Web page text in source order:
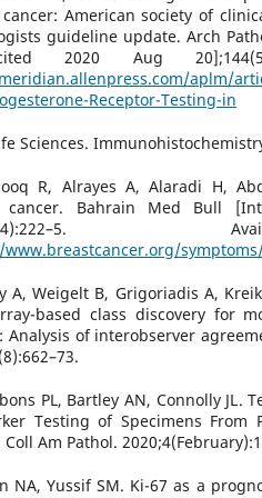
American society of
guideline update. Arch
2020 Aug
aplm/
Receptor-Testing-in
Sciences.
R, Alrayes A, Alaradi H,
cancer. Bahrain Med Bull
A, Weigelt B, Grigoriadis A,
based class discovery for
Analysis of interobserver
PL, Bartley AN, Connolly JL.
Testing of Specimens
Coll Am Pathol.
NA, Yussif SM. Ki-67 as a